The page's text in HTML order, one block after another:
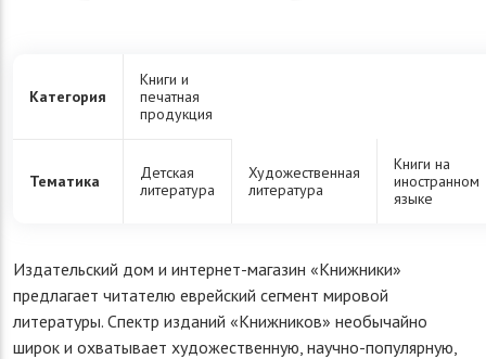
Категория
Книги и
печатная
продукция
Тематика
Детская
литература
Художественная
литература
Книги на
иностранном
языке
Издательский дом и интернет-магазин «Книжники»
предлагает читателю еврейский сегмент мировой
литературы. Спектр изданий «Книжников» необычайно
широк и охватывает художественную, научно-популярную,